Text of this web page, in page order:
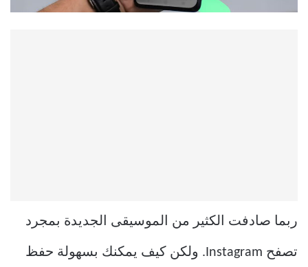
ربما صادفت الكثير من الموسيقى الجديدة بمجرد
تصفح Instagram. ولكن كيف يمكنك بسهولة حفظ